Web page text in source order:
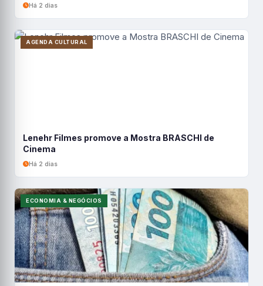
Há 2 dias
AGENDA CULTURAL
Lenehr Filmes promove a Mostra BRASCHI de
Cinema
Há 2 dias
ECONOMIA & NEGÓCIOS